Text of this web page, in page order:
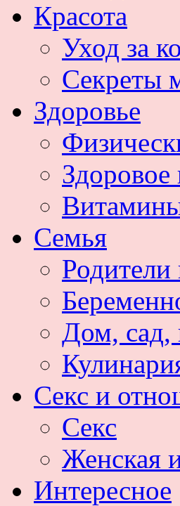
Красота
Уход за
Секреты
Здоровье
Здоровое
Семья
Родители
Дом, сад,
Секс и
Секс
Женская
Интересное